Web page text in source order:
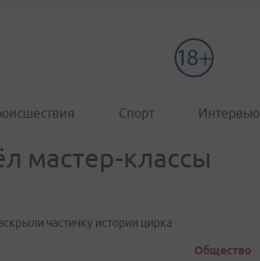
Спорт Интервью
мастер-классы
частичку истории цирка
Общество